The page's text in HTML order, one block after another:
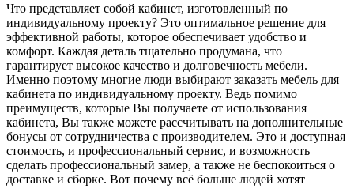
Что представляет собой кабинет, изготовленный по
индивидуальному проекту? Это оптимальное решение для
эффективной работы, которое обеспечивает удобство и
комфорт. Каждая деталь тщательно продумана, что
гарантирует высокое качество и долговечность мебели.
Именно поэтому многие люди выбирают заказать мебель для
кабинета по индивидуальному проекту. Ведь помимо
преимуществ, которые Вы получаете от использования
кабинета, Вы также можете рассчитывать на дополнительные
бонусы от сотрудничества с производителем. Это и доступная
стоимость, и профессиональный сервис, и возможность
сделать профессиональный замер, а также не беспокоиться о
доставке и сборке. Вот почему всё больше людей хотят